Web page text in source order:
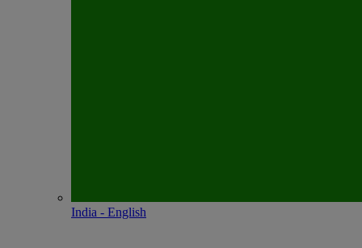
India - English